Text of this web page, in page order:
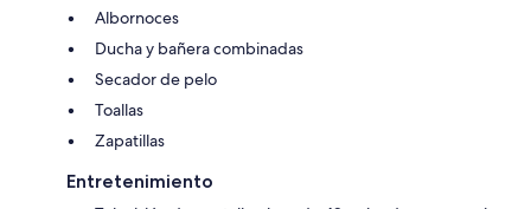
Albornoces
Ducha y bañera combinadas
Secador de pelo
Toallas
Zapatillas
Entretenimiento